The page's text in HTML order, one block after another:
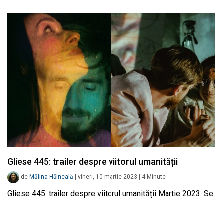
Gliese 445: trailer despre viitorul umanității
de Mălina Hăineală vineri, 10 martie 2023 4 Minute
Gliese 445: trailer despre viitorul umanității Martie 2023. Se